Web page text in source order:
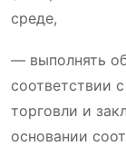
среде,
— выполнять
соответствии
торговли и
основании